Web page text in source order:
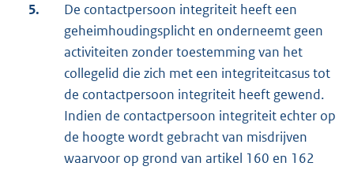
5.
De contactpersoon integriteit heeft een
geheimhoudingsplicht en onderneemt geen
activiteiten zonder toestemming van het
collegelid die zich met een integriteitcasus tot
de contactpersoon integriteit heeft gewend.
Indien de contactpersoon integriteit echter op
de hoogte wordt gebracht van misdrijven
waarvoor op grond van artikel 160 en 162